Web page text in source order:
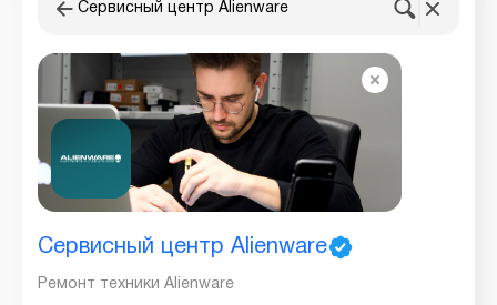
Сервисный центр Alienware
Сервисный центр Alienware
Ремонт техники Alienware